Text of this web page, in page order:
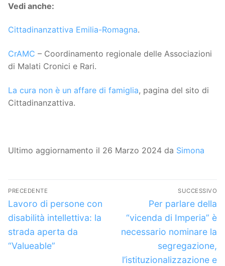
Vedi anche:
Cittadinanzattiva Emilia-Romagna.
CrAMC – Coordinamento regionale delle Associazioni
di Malati Cronici e Rari.
La cura non è un affare di famiglia, pagina del sito di
Cittadinanzattiva.
Ultimo aggiornamento il 26 Marzo 2024 da Simona
Navigazione
articoli
PRECEDENTE
Articolo
precedente:
Lavoro di persone con
disabilità intellettiva: la
strada aperta da
“Valueable”
SUCCESSIVO
Articolo
successivo:
Per parlare della
“vicenda di Imperia” è
necessario nominare la
segregazione,
l’istituzionalizzazione e